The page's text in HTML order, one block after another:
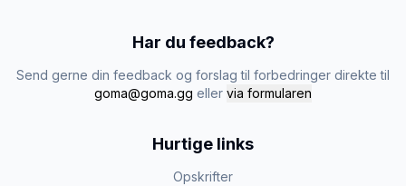
Har du feedback?
Send gerne din feedback og forslag til forbedringer direkte til
goma@goma.gg eller via formularen
Hurtige links
Opskrifter